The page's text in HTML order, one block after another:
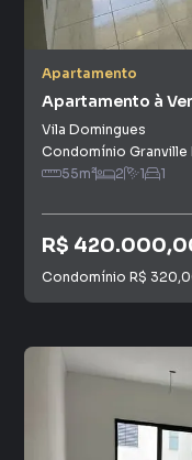
Apartamento
Apartamento à
Vila Domingues
Condomínio Granville
55m² 2 1 1
R$
Condomínio R$